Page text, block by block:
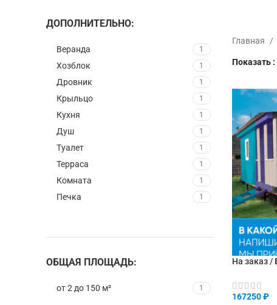
ДОПОЛНИТЕЛЬНО:
Веранда 1
Хозблок 1
Дровник 1
Крыльцо 1
Кухня 1
Душ 1
Туалет 1
Терраса 1
Комната 1
Печка 1
ОБЩАЯ ПЛОЩАДЬ:
от 2 до 150 м² 1
Главная
Показать
На заказ
167250₽